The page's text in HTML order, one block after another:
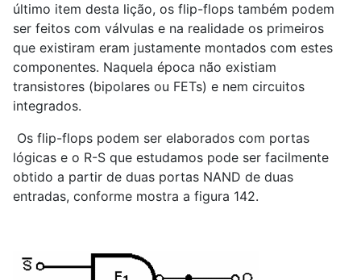
último item desta lição, os flip-flops também podem
ser feitos com válvulas e na realidade os primeiros
que existiram eram justamente montados com estes
componentes. Naquela época não existiam
transistores (bipolares ou FETs) e nem circuitos
integrados.
Os flip-flops podem ser elaborados com portas
lógicas e o R-S que estudamos pode ser facilmente
obtido a partir de duas portas NAND de duas
entradas, conforme mostra a figura 142.